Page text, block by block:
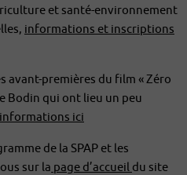
et santé-environnement
informations et inscriptions
avant-premières du film « Zéro
Bodin qui ont lieu un peu
ici
de la SPAP et les
sur la page d’accueil du site